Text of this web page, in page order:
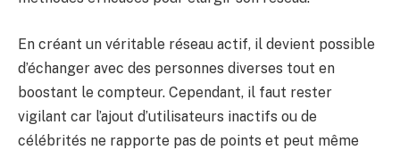
En créant un véritable réseau actif, il devient possible
d’échanger avec des personnes diverses tout en
boostant le compteur. Cependant, il faut rester
vigilant car l’ajout d’utilisateurs inactifs ou de
célébrités ne rapporte pas de points et peut même